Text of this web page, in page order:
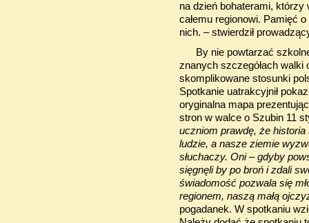
na dzień bohaterami,
całemu regionowi. Pamięć
nich. – stwierdził
By nie powtarzać
znanych szczegółach walki
skomplikowane stosunki
Spotkanie uatrakcyjnił
oryginalna mapa
stron w walce o Szubin 11
uczniom prawdę, że historia
ludzie, a nasze ziemie
słuchaczy. Oni – gdyby
sięgnęli by po broń i zdali
świadomość pozwala się
regionem, naszą małą
pogadanek. W spotkaniu